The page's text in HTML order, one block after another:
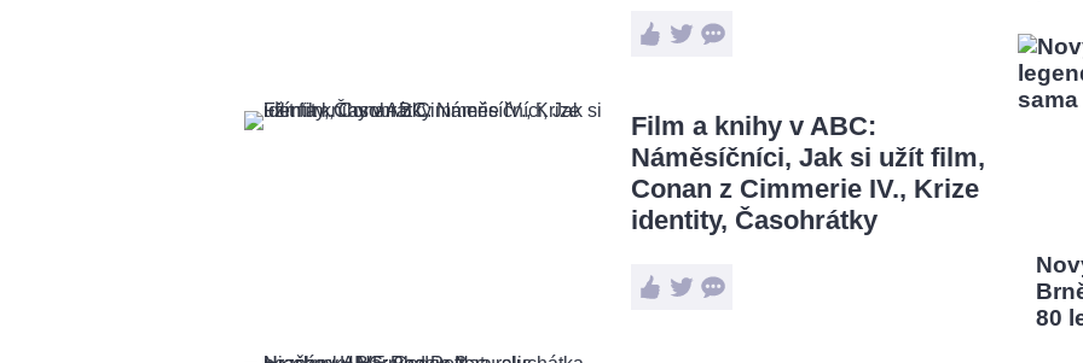
Film a knihy v ABC:
Náměsíčníci, Jak si užít film,
Conan z Cimmerie IV., Krize
identity, Časohrátky
80